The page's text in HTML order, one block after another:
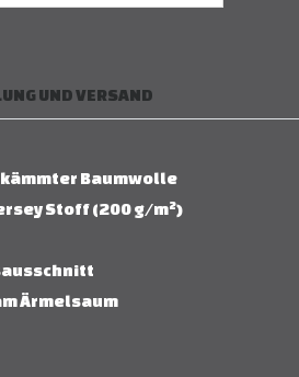
UND VERSAND
Baumwolle
Stoff (200 g/m²)
Ärmelsaum